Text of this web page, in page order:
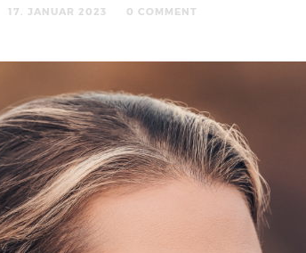
17. JANUAR 2023 0 COMMENT